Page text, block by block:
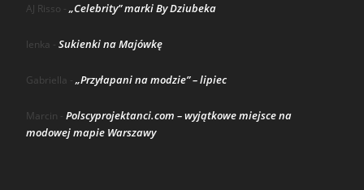
AJ Risso -„Celebrity” marki By Dziubeka
lenka - Sukienki na Majówkę
Gabriella -„Przyłapani na modzie” – lipiec
Marcin - Polscyprojektanci.com – wyjątkowe miejsce na
modowej mapie Warszawy